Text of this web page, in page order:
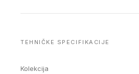
TEHNIČKE SPECIFIKACIJE
Kolekcija